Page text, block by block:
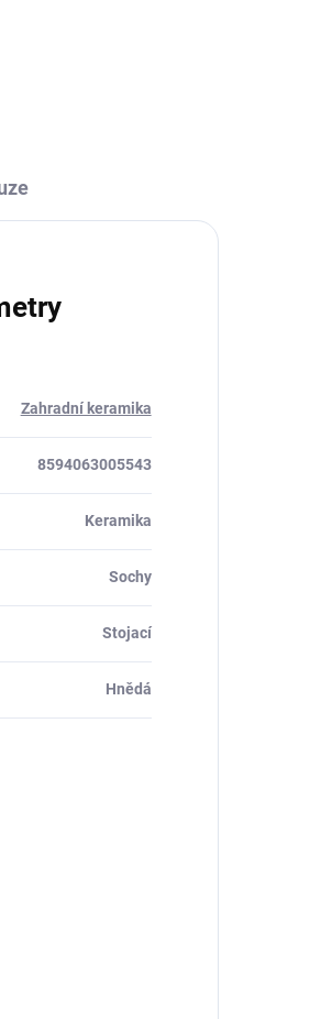
Zahradní keramika
8594063005543
Keramika
Sochy
Stojací
Hnědá